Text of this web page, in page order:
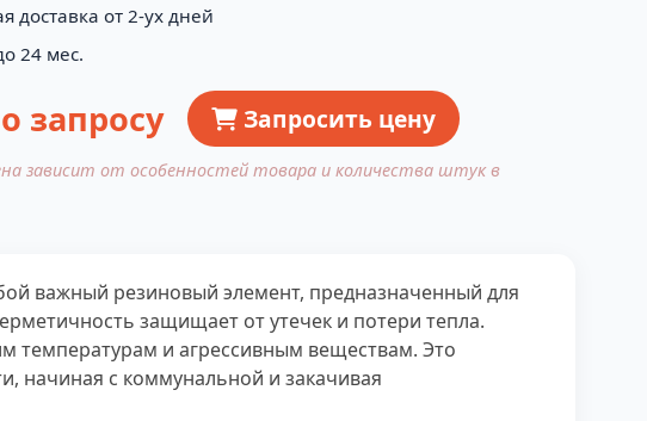
доставка от 2-ух дней
24 мес.
запросу Запросить цену
зависит от особенностей товара и количества штук в
важный резиновый элемент, предназначенный для
защищает от утечек и потери тепла.
температурам и агрессивным веществам. Это
начиная с коммунальной и закачивая